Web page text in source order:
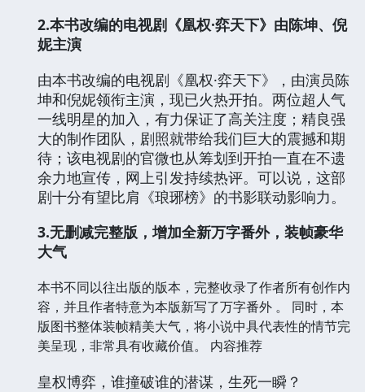
2.本书改编的电视剧《凰权·弈天下》由陈坤、倪
妮主演
由本书改编的电视剧《凰权·弈天下》，由演员陈
坤和倪妮领衔主演，现已火热开拍。两位超人气
一线明星的加入，有力保证了高关注度；精良强
大的制作团队，剧照就带给我们巨大的震撼和期
待；该电视剧的官微也从筹划到开拍一直在不遗
余力地宣传，网上引发持续热评。可以说，这部
剧十分有望比肩《琅琊榜》的书影联动影响力。
3.无删减完整版，增加全新万字番外，装帧豪华
大气
本书不同以往出版的版本，完整收录了作者所有创作内
容，并且作者特意为本版新写了万字番外 。
同时，本
版图书整体装帧精美大气，将小说中具代表性的情节完
美呈现，非常具有收藏价值。
内容推荐
皇权博弈，谁撞破谁的潜谋，生死一瞬？